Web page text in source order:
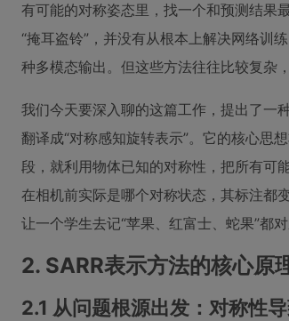
有可能的对称姿态里，找一个和预测结果
“掩耳盗铃”，并没有从根本上解决网络训
种多模态输出。但这些方法往往比较复杂
我们今天要深入聊的这篇工作，提出了一
翻译成“对称感知旋转表示”。它的核心思
段，就利用物体已知的对称性，把所有可
在相机前实际是哪个对称状态，其标注都
让一个学生去记“苹果、红富士、蛇果”都
2. SARR表示方法的核心原
2.1 从问题根源出发：对称性